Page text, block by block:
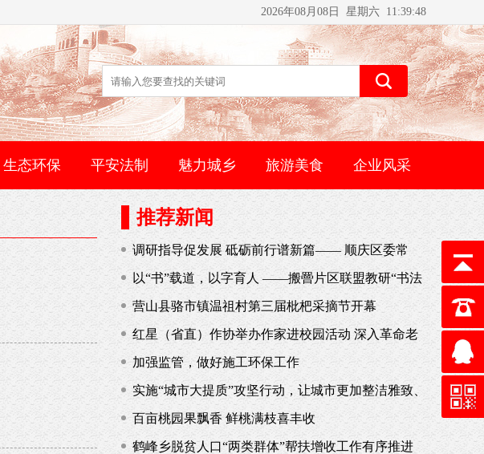
2026年08月08日 星期六 11:39:48
生态环保 平安法制 魅力城乡 旅游美食 企业风采
推荐新闻
调研指导促发展 砥砺前行谱新篇—— 顺庆区委常
委、宣传部部长何铮一行莅临府荆小学调研指导工作
以“书”载道，以字育人 ——搬罾片区联盟教研“书法
展示课暨硬笔书法学习心得分享活动”
营山县骆市镇温祖村第三届枇杷采摘节开幕
红星（省直）作协举办作家进校园活动 深入革命老
区营山县 ——助推百年名校高质量发展
加强监管，做好施工环保工作
实施“城市大提质”攻坚行动，让城市更加整洁雅致、
舒适便捷、宜居宜业——蓬安：扮靓城市“颜值” 提升
城市品质
百亩桃园果飘香 鲜桃满枝喜丰收
鹤峰乡脱贫人口“两类群体”帮扶增收工作有序推进